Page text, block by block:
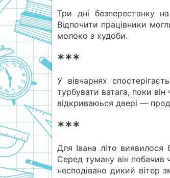
Три дні безперестанку
Відпочити працівники
молоко з худоби.
***
У вівчарнях
турбувати ватага, поки
відкриваюься двері —
***
Для Івана літо виявилося
Серед туману він побачив
несподівано дикий вітер